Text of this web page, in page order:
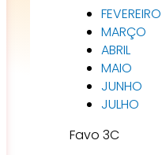
FEVEREIRO
MARÇO
ABRIL
MAIO
JUNHO
JULHO
Favo 3C